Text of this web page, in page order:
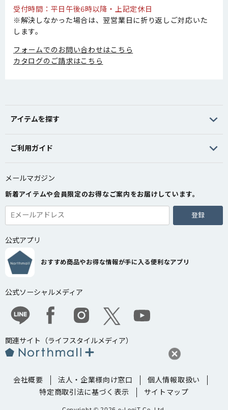
受付時間：平日午後6時以降・上記定休日
※解決しなかった場合は、翌営業日に折り返しご対応いた
します。
フォームでのお問い合わせはこちら
カタログのご請求はこちら
アイテムを探す
ご利用ガイド
メールマガジン
新着アイテムや会員限定のお得なご案内をお届けしています。
登録
公式アプリ
おすすめ商品やお得な情報が手に入る便利なアプリ
公式ソーシャルメディア
関連サイト（ライフスタイルメディア）
会社概要 法人・企業様向け窓口
個人情報取扱い
特定商取引法に基づく表示
サイトマップ